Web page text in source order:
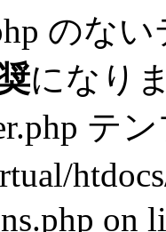
のな
になり
テ
on